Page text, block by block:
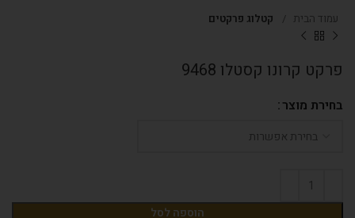
עמוד הבית קטלוג פרקטים
פרקט קרונו קסטלו 9468
בחירת מוצר
הוספה לסל